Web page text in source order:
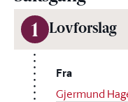
1 Lovforslag
Fra
Gjermund